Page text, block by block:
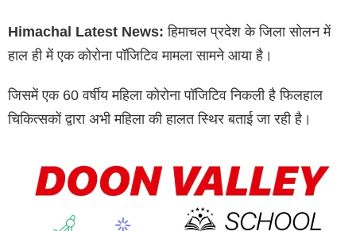
Himachal Latest News: हिमाचल प्रदेश के जिला सोलन में
हाल ही में एक कोरोना पॉजिटिव मामला सामने आया है।
जिसमें एक 60 वर्षीय महिला कोरोना पॉजिटिव निकली है फिलहाल
चिकित्सकों द्वारा अभी महिला की हालत स्थिर बताई जा रही है।